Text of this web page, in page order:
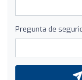
Pregunta de